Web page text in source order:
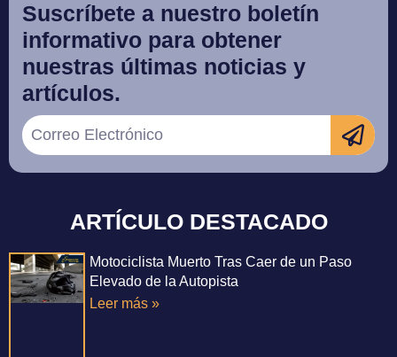
Suscríbete a nuestro boletín
informativo para obtener
nuestras últimas noticias y
artículos.
ARTÍCULO DESTACADO
Motociclista Muerto Tras Caer de un Paso
Elevado de la Autopista
Leer más »